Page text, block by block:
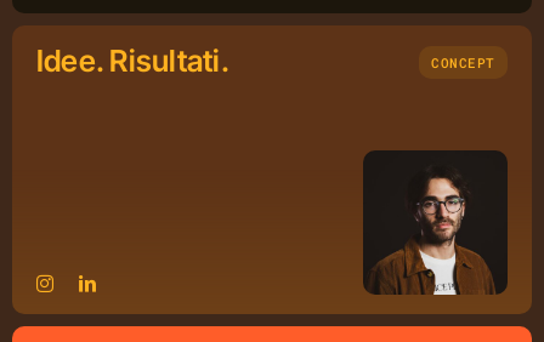
Idee. Risultati. CONCEPT